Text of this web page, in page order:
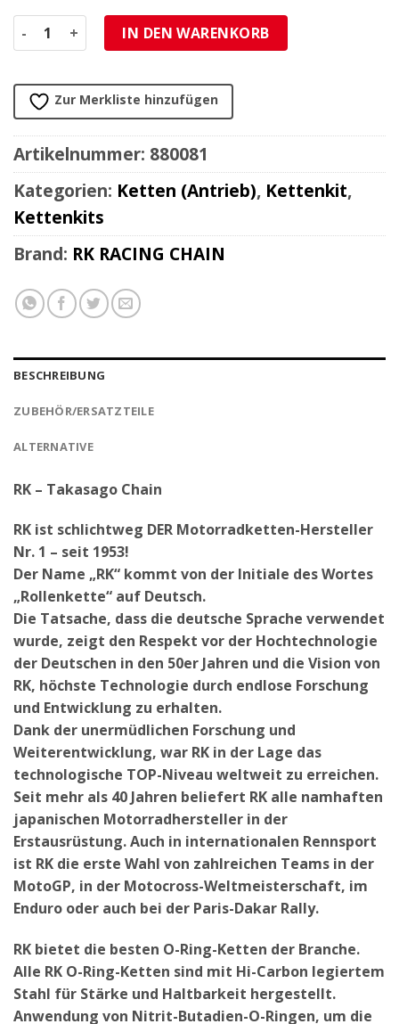
Kette 428 RK 428KRO 146L, O-Ring, verstärkt plus Menge
IN DEN WARENKORB
Zur Merkliste hinzufügen
Artikelnummer: 880081
Kategorien: Ketten (Antrieb), Kettenkit,
Kettenkits
Brand: RK RACING CHAIN
BESCHREIBUNG
ZUBEHÖR/ERSATZTEILE
ALTERNATIVE
RK – Takasago Chain
RK ist schlichtweg DER Motorradketten-Hersteller
Nr. 1 – seit 1953!
Der Name „RK“ kommt von der Initiale des Wortes
„Rollenkette“ auf Deutsch.
Die Tatsache, dass die deutsche Sprache verwendet
wurde, zeigt den Respekt vor der Hochtechnologie
der Deutschen in den 50er Jahren und die Vision von
RK, höchste Technologie durch endlose Forschung
und Entwicklung zu erhalten.
Dank der unermüdlichen Forschung und
Weiterentwicklung, war RK in der Lage das
technologische TOP-Niveau weltweit zu erreichen.
Seit mehr als 40 Jahren beliefert RK alle namhaften
japanischen Motorradhersteller in der
Erstausrüstung. Auch in internationalen Rennsport
ist RK die erste Wahl von zahlreichen Teams in der
MotoGP, in der Motocross-Weltmeisterschaft, im
Enduro oder auch bei der Paris-Dakar Rally.
RK bietet die besten O-Ring-Ketten der Branche.
Alle RK O-Ring-Ketten sind mit Hi-Carbon legiertem
Stahl für Stärke und Haltbarkeit hergestellt.
Anwendung von Nitrit-Butadien-O-Ringen, um die